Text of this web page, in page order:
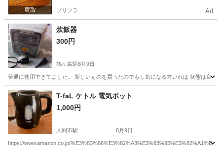
プリフラ Ad
炊飯器
300円
鶴ヶ島駅8月9日
普通に使用できてました。 新しいものを買ったのでもし気になる方いれば 状態は良
埼玉 鶴ヶ島市 鶴ヶ島駅 キッチン家電
T-faL ケトル 電気ポット
1,000円
入間市駅 8月9日
https://www.amazon.co.jp/